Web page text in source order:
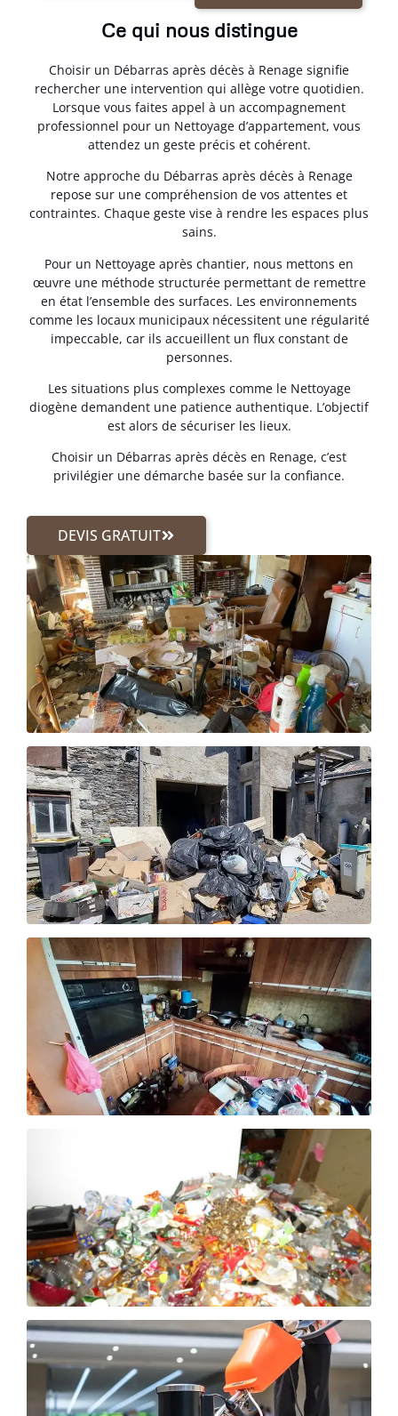
Ce qui nous distingue
Choisir un Débarras après décès à Renage signifie
rechercher une intervention qui allège votre quotidien.
Lorsque vous faites appel à un accompagnement
professionnel pour un Nettoyage d’appartement, vous
attendez un geste précis et cohérent.
Notre approche du Débarras après décès à Renage
repose sur une compréhension de vos attentes et
contraintes. Chaque geste vise à rendre les espaces plus
sains.
Pour un Nettoyage après chantier, nous mettons en
œuvre une méthode structurée permettant de remettre
en état l’ensemble des surfaces. Les environnements
comme les locaux municipaux nécessitent une régularité
impeccable, car ils accueillent un flux constant de
personnes.
Les situations plus complexes comme le Nettoyage
diogène demandent une patience authentique. L’objectif
est alors de sécuriser les lieux.
Choisir un Débarras après décès en Renage, c’est
privilégier une démarche basée sur la confiance.
DEVIS GRATUIT